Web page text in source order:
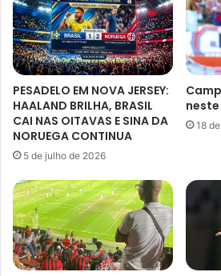
PESADELO EM NOVA JERSEY:
HAALAND BRILHA, BRASIL
CAI NAS OITAVAS E SINA DA
NORUEGA CONTINUA
5 de julho de 2026
18